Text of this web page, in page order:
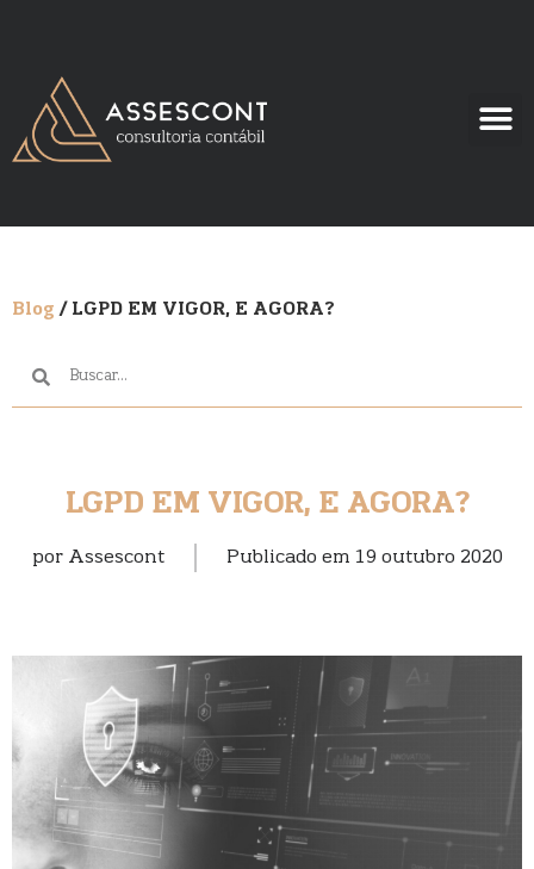
Blog/ LGPD EM VIGOR, E AGORA?
LGPD EM VIGOR, E AGORA?
por Assescont Publicado em 19 outubro 2020